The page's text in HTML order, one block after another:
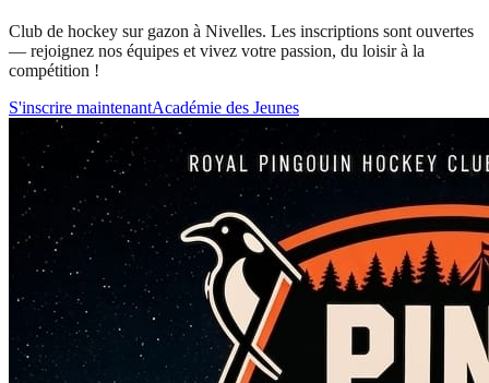
Club de hockey sur gazon à Nivelles. Les inscriptions sont ouvertes
— rejoignez nos équipes et vivez votre passion, du loisir à la
compétition !
S'inscrire maintenantAcadémie des Jeunes